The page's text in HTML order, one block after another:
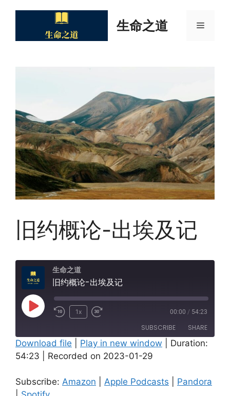
生命之道 Menu
旧约概论-出埃及记
生命之道
旧约概论-出埃及记
Play
1x 00:00 / 54:23
SUBSCRIBE SHARE
Amazon Apple Podcasts
RSS FEED
SHARE
LINK
Download file Play in new window
Duration:
54:23
Recorded on 2023-01-29
Subscribe: Amazon Apple Podcasts
Pandora